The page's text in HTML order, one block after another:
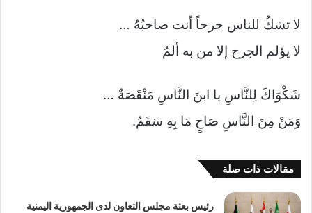
لا تشكُ للناس جرحاً أنت صاحبُهُ …
لا يؤلم الجرح إلا من به ألمُ
شَكْوَاكَ لِلنَّاسِ يا ابنَ النَّاسِ مَنْقَصَةٌ …
وَمَنْ مِنَ النَّاسِ صَاحٍ مَا بِهِ سَقَمُ.
مقالات ذات صلة
رئيس بعثة مجلس التعاون لدى الجمهورية اليمنية